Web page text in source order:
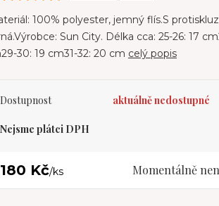
100% polyester, jemný flís.S
Sun City. Délka cca: 25-26: 17
30: 19 cm31-32: 20 cm celý popis
Dostupnost aktuálně nedostupné
Nejsme plátci DPH
180 Kč/ks Momentálně